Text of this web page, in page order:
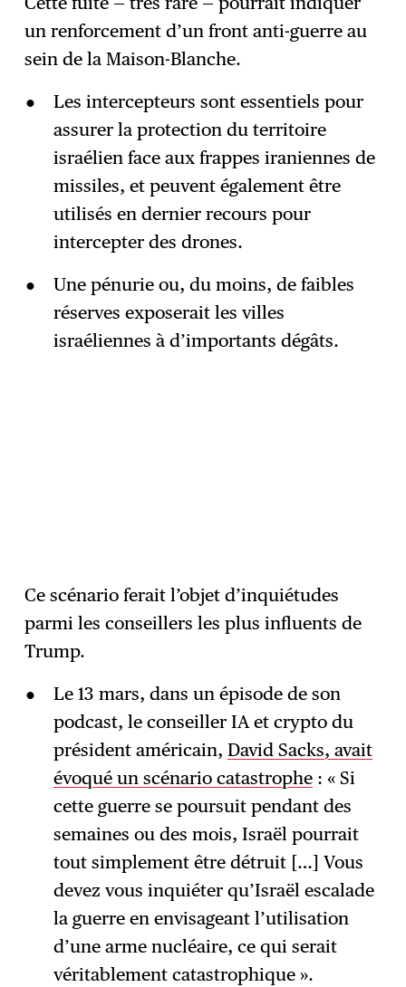
un renforcement d’un front anti-guerre au
sein de la Maison-Blanche.
Les intercepteurs sont essentiels pour
assurer la protection du territoire
israélien face aux frappes iraniennes de
missiles, et peuvent également être
utilisés en dernier recours pour
intercepter des drones.
Une pénurie ou, du moins, de faibles
réserves exposerait les villes
israéliennes à d’importants dégâts.
Ce scénario ferait l’objet d’inquiétudes
parmi les conseillers les plus influents de
Trump.
Le 13 mars, dans un épisode de son
podcast, le conseiller IA et crypto du
président américain, David Sacks, avait
évoqué un scénario catastrophe: « Si
cette guerre se poursuit pendant des
semaines ou des mois, Israël pourrait
tout simplement être détruit […] Vous
devez vous inquiéter qu’Israël escalade
la guerre en envisageant l’utilisation
d’une arme nucléaire, ce qui serait
véritablement catastrophique ».